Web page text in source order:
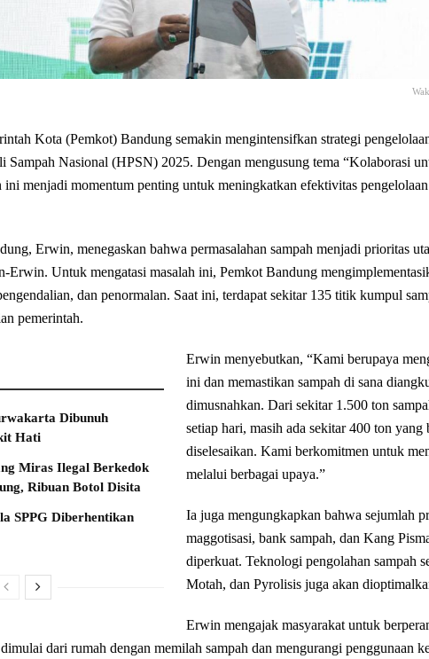
Kota (Pemkot) Bandung semakin mengintensifkan strategi
Sampah Nasional (HPSN) 2025. Dengan mengusung tema “Kolaborasi
menjadi momentum penting untuk meningkatkan efektivitas
Erwin, menegaskan bahwa permasalahan sampah menjadi prioritas
Erwin. Untuk mengatasi masalah ini, Pemkot Bandung
dan penormalan. Saat ini, terdapat sekitar 135 titik kumpul
pemerintah.
Dibunuh
Hati
Miras Ilegal Berkedok
Ribuan Botol Disita
SPPG Diberhentikan
Erwin menyebutkan, “Kami berupaya
ini dan memastikan sampah di sana
dimusnahkan. Dari sekitar 1.500 ton
setiap hari, masih ada sekitar 400 ton yang
diselesaikan. Kami berkomitmen untuk
melalui berbagai upaya.”
Ia juga mengungkapkan bahwa sejumlah
maggotisasi, bank sampah, dan Kang
diperkuat. Teknologi pengolahan sampah
Motah, dan Pyrolisis juga akan
Erwin mengajak masyarakat untuk
dari rumah dengan memilah sampah dan mengurangi penggunaan